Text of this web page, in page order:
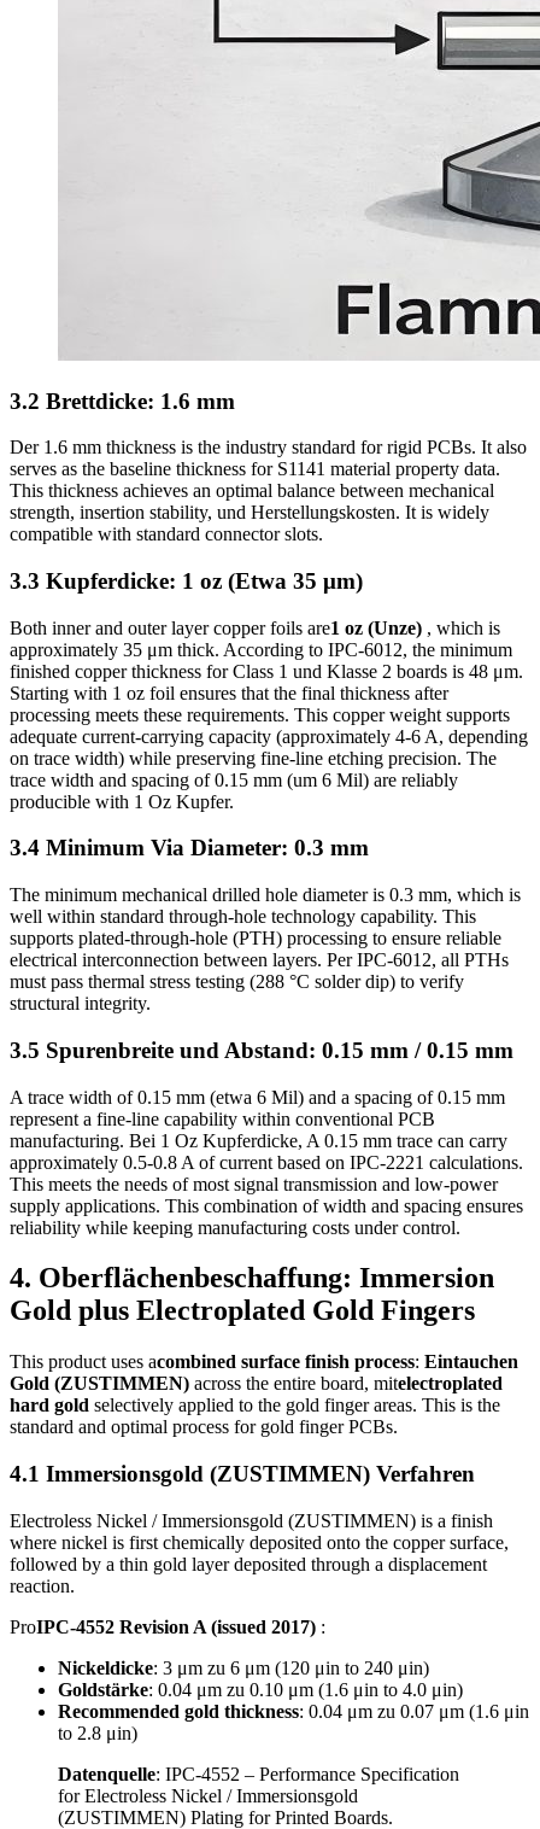
3.2 Brettdicke: 1.6 mm
Der 1.6 mm thickness is the industry standard for rigid PCBs. It also
serves as the baseline thickness for S1141 material property data.
This thickness achieves an optimal balance between mechanical
strength, insertion stability, und Herstellungskosten. It is widely
compatible with standard connector slots.
3.3 Kupferdicke: 1 oz (Etwa 35 μm)
Both inner and outer layer copper foils are1 oz (Unze) , which is
approximately 35 μm thick. According to IPC‑6012, the minimum
finished copper thickness for Class 1 und Klasse 2 boards is 48 μm.
Starting with 1 oz foil ensures that the final thickness after
processing meets these requirements. This copper weight supports
adequate current‑carrying capacity (approximately 4‑6 A, depending
on trace width) while preserving fine‑line etching precision. The
trace width and spacing of0.15 mm (um 6 Mil) are reliably
producible with 1 Oz Kupfer.
3.4 Minimum Via Diameter: 0.3 mm
The minimum mechanical drilled hole diameter is 0.3 mm, which is
well within standard through‑hole technology capability. This
supports plated‑through‑hole (PTH) processing to ensure reliable
electrical interconnection between layers. Per IPC‑6012, all PTHs
must pass thermal stress testing (288 °C solder dip) to verify
structural integrity.
3.5 Spurenbreite und Abstand: 0.15 mm / 0.15 mm
A trace width of0.15 mm (etwa 6 Mil) and a spacing of0.15 mm
represent a fine‑line capability within conventional PCB
manufacturing. Bei 1 Oz Kupferdicke, A 0.15 mm trace can carry
approximately 0.5‑0.8 A of current based on IPC‑2221 calculations.
This meets the needs of most signal transmission and low‑power
supply applications. This combination of width and spacing ensures
reliability while keeping manufacturing costs under control.
4. Oberflächenbeschaffung: Immersion
Gold plus Electroplated Gold Fingers
This product uses acombined surface finish process: Eintauchen
Gold (ZUSTIMMEN) across the entire board, mitelectroplated
hard gold selectively applied to the gold finger areas. This is the
standard and optimal process for gold finger PCBs.
4.1 Immersionsgold (ZUSTIMMEN) Verfahren
Electroless Nickel / Immersionsgold (ZUSTIMMEN) is a finish
where nickel is first chemically deposited onto the copper surface,
followed by a thin gold layer deposited through a displacement
reaction.
ProIPC‑4552 Revision A (issued 2017) :
Nickeldicke: 3 μm zu 6 μm (120 μin to 240 μin)
Goldstärke: 0.04 μm zu 0.10 μm (1.6 μin to 4.0 μin)
Recommended gold thickness: 0.04 μm zu 0.07 μm (1.6 μin
to 2.8 μin)
Datenquelle: IPC‑4552 – Performance Specification
for Electroless Nickel / Immersionsgold
(ZUSTIMMEN) Plating for Printed Boards.